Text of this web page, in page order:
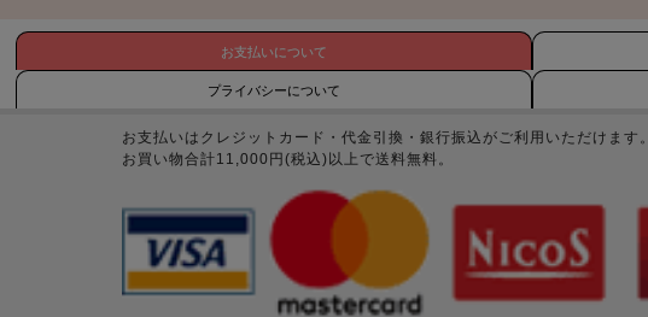
お支払いについて
プライバシーについて
お支払いはクレジットカード・代金引換・銀行振込がご利用いただけます。
お買い物合計11,000円(税込)以上で送料無料。